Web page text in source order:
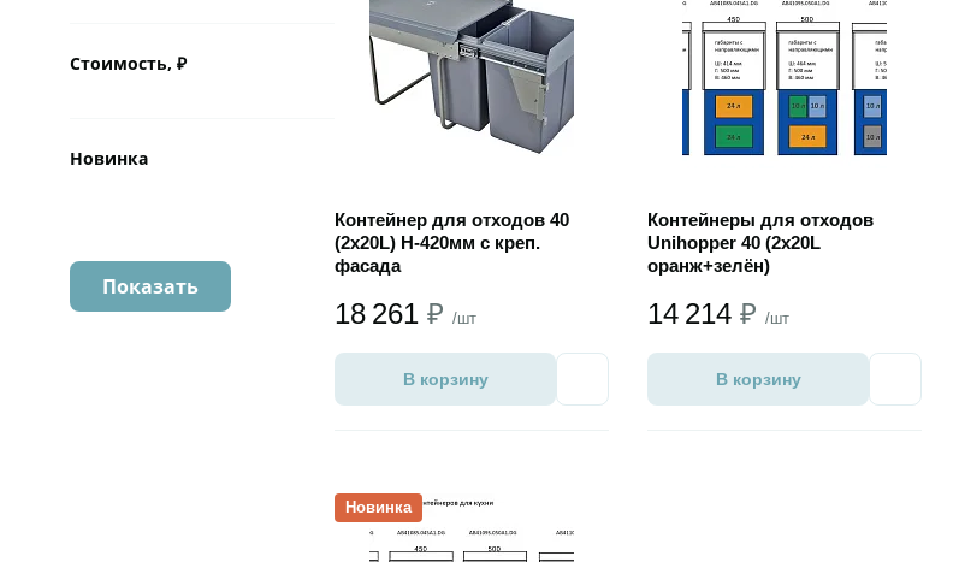
Стоимость, ₽
Новинка
Контейнер для отходов 40
(2х20L) H-420мм с креп.
фасада
18 261 ₽ /шт
В корзину
Контейнеры для отходов
Unihopper 40 (2х20L
оранж+зелён)
14 214 ₽ /шт
В корзину
Новинка
Открыть товар